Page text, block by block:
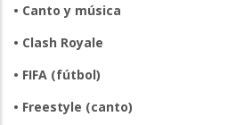
• Canto y música
• Clash Royale
• FIFA (fútbol)
• Freestyle (canto)